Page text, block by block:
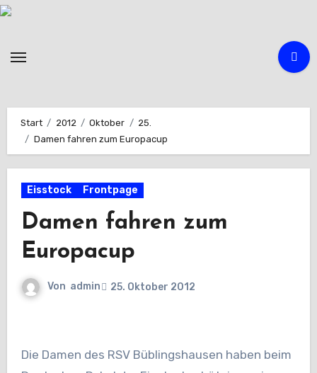
Zum
Start 2012 Oktober
25.
Damen fahren zum Europacup
Eisstock Frontpage
Damen fahren zum
Europacup
Von admin 25. Oktober 2012
Die Damen des RSV Büblingshausen haben beim